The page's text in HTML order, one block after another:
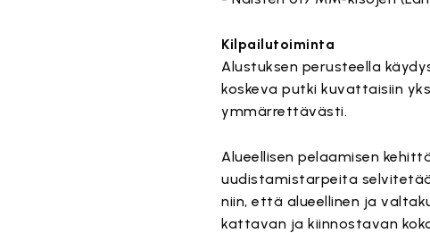
Kilpailutoiminta
Alustuksen perusteella
koskeva putki kuvattaisiin
ymmärrettävästi.
Alueellisen pelaamisen
uudistamistarpeita
niin, että alueellinen ja
kattavan ja kiinnostavan